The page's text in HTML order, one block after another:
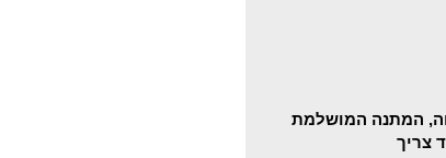
המתנה המושלמת
צריך